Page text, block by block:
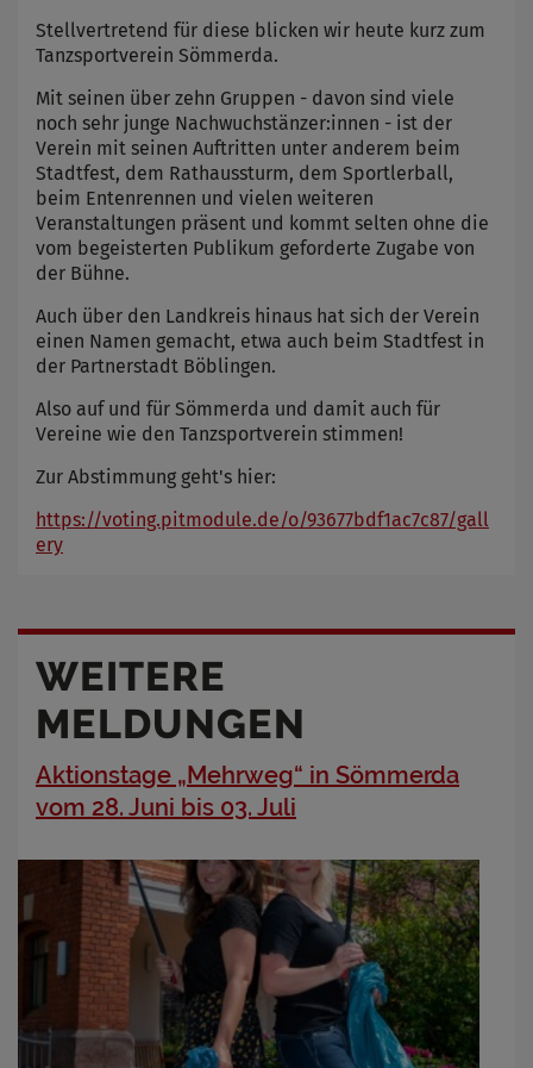
Stellvertretend für diese blicken wir heute kurz zum
Tanzsportverein Sömmerda.
Mit seinen über zehn Gruppen - davon sind viele
noch sehr junge Nachwuchstänzer:innen - ist der
Verein mit seinen Auftritten unter anderem beim
Stadtfest, dem Rathaussturm, dem Sportlerball,
beim Entenrennen und vielen weiteren
Veranstaltungen präsent und kommt selten ohne die
vom begeisterten Publikum geforderte Zugabe von
der Bühne.
Auch über den Landkreis hinaus hat sich der Verein
einen Namen gemacht, etwa auch beim Stadtfest in
der Partnerstadt Böblingen.
Also auf und für Sömmerda und damit auch für
Vereine wie den Tanzsportverein stimmen!
Zur Abstimmung geht's hier:
https://voting.pitmodule.de/o/93677bdf1ac7c87/gall
ery
WEITERE
MELDUNGEN
Aktionstage „Mehrweg“ in Sömmerda
vom 28. Juni bis 03. Juli